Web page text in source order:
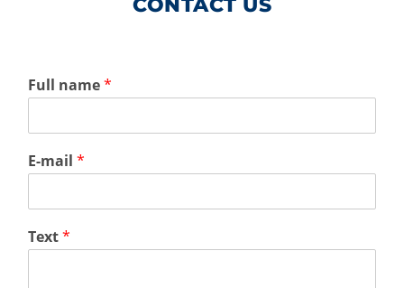
CONTACT US
Full name*
E-mail *
Text*